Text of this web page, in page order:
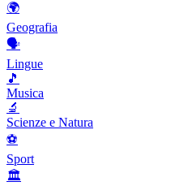
🌍
Geografia
🗣️
Lingue
🎵
Musica
🔬
Scienze e Natura
⚽
Sport
🏛️